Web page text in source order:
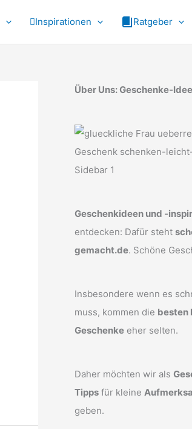
Inspirationen Ratgeber
Über Uns: Geschenke-
Geschenkideen und -
entdecken: Dafür steht
gemacht.de. Schöne
Insbesondere wenn es
muss, kommen die besten
Geschenke eher selten.
Daher möchten wir als
Tipps für kleine
geben.